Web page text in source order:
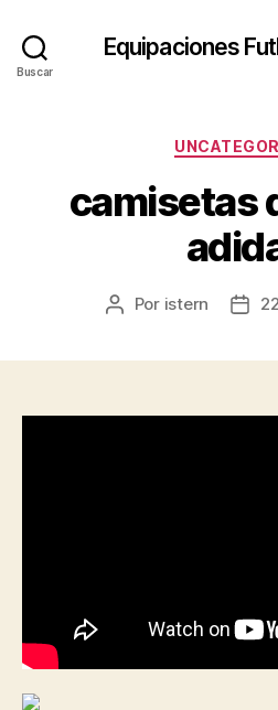
Buscar
Equipaciones
camisetas
Autor
Por istern